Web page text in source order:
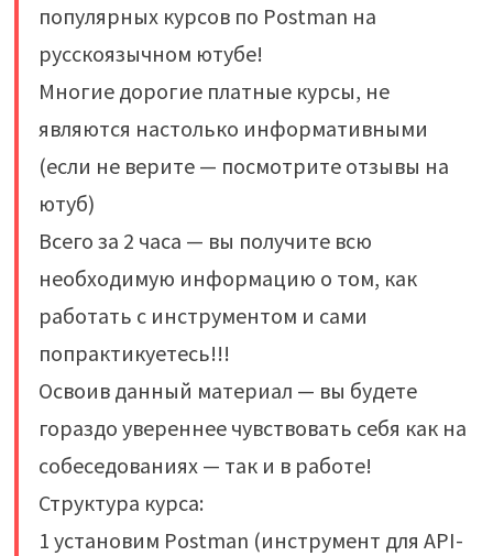
популярных курсов по Postman на
русскоязычном ютубе!
Многие дорогие платные курсы, не
являются настолько информативными
(если не верите — посмотрите отзывы на
ютуб)
Всего за 2 часа — вы получите всю
необходимую информацию о том, как
работать с инструментом и сами
попрактикуетесь!!!
Освоив данный материал — вы будете
гораздо увереннее чувствовать себя как на
собеседованиях — так и в работе!
Структура курса:
1 установим Postman (инструмент для API-